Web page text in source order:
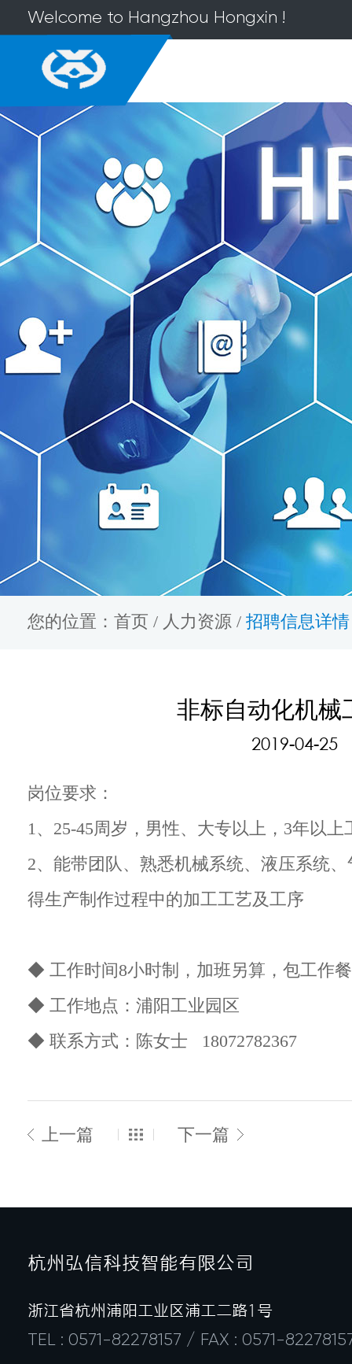
Welcome to Hangzhou Hongxin !
您的位置： 首页 / 人力资源 / 招聘信息详情
非标自动化机械
2019-04-25
岗位要求：
1、25-45周岁，男性、大专以上，3年以上
2、能带团队、熟悉机械系统、液压系统
得生产制作过程中的加工工艺及工序
◆ 工作时间8小时制，加班另算，包工作
◆ 工作地点：浦阳工业园区
◆ 联系方式：陈女士 18072782367
上一篇 下一篇
杭州弘信科技智能有限公司
浙江省杭州浦阳工业区浦工二路1号
TEL : 0571-82278157 / FAX : 0571-